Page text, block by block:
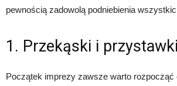
pewnością zadowolą podniebienia
1. Przekąski i przystawki
Początek imprezy zawsze warto rozpocząć